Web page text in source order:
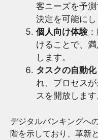
客ニーズを予
決定を可能にし
個人向け体験
けることで、
します。
タスクの自動化
れ、プロセス
スを開放します
デジタルバンキングへ
階を示しており、革新